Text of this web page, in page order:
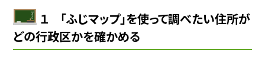
１ 「ふじマップ」を使って調べたい住所が
どの行政区かを確かめる